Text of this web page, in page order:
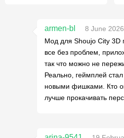
armen-bl
8 June
Мод для Shoujo City 3D
все без проблем,
так что можно не
Реально, геймплей
новыми фишками. Кто
лучше прокачивать